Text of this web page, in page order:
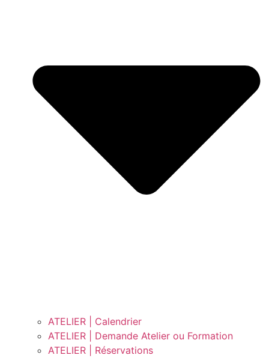
ATELIER | Calendrier
ATELIER | Demande Atelier ou Formation
ATELIER | Réservations